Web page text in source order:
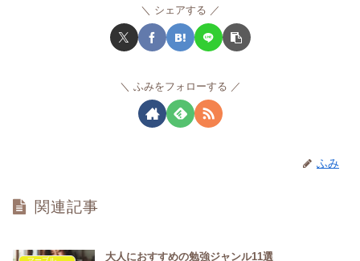
シェアする
ふみをフォローする
ふみ
関連記事
大人におすすめの勉強ジャンル11選